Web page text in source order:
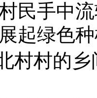
民手中
起绿色
村村的